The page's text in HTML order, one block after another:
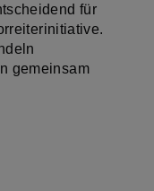
für
gemeinsam